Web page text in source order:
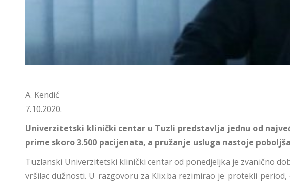
A. Kendić
7.10.2020.
Univerzitetski klinički centar u Tuzli predstavlja jednu od
prime skoro 3.500 pacijenata, a pružanje usluga nastoje
Tuzlanski Univerzitetski klinički centar od ponedjeljka je zvanično
vršilac dužnosti. U razgovoru za Klix.ba rezimirao je protekli